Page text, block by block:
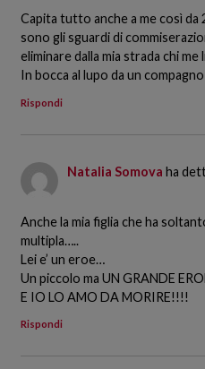
Capita tutto anche a me così da
sono gli sguardi di
eliminare dalla mia strada chi me
In bocca al lupo da un
Rispondi
Natalia Somova ha
Anche la mia figlia che ha
multipla…..
Lei e’ un eroe…
Un piccolo ma UN GRANDE
E IO LO AMO DA MORIRE!!!!
Rispondi